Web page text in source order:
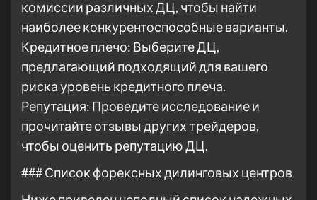
комиссии различных ДЦ, чтобы найти
наиболее конкурентоспособные варианты.
Кредитное плечо: Выберите ДЦ,
предлагающий подходящий для вашего
риска уровень кредитного плеча.
Репутация: Проведите исследование и
прочитайте отзывы других трейдеров,
чтобы оценить репутацию ДЦ.
### Список форексных дилинговых центров